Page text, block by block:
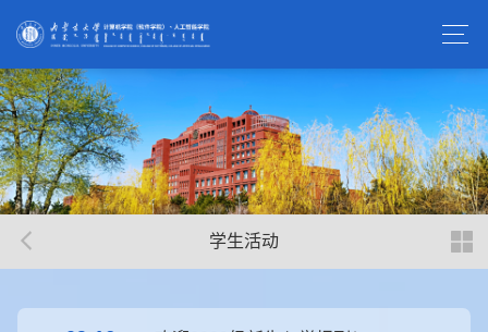
学生活动